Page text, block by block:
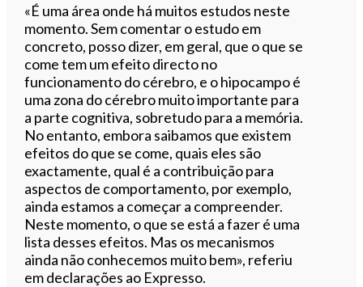
«É uma área onde há muitos estudos neste
momento. Sem comentar o estudo em
concreto, posso dizer, em geral, que o que se
come tem um efeito directo no
funcionamento do cérebro, e o hipocampo é
uma zona do cérebro muito importante para
a parte cognitiva, sobretudo para a memória.
No entanto, embora saibamos que existem
efeitos do que se come, quais eles são
exactamente, qual é a contribuição para
aspectos de comportamento, por exemplo,
ainda estamos a começar a compreender.
Neste momento, o que se está a fazer é uma
lista desses efeitos. Mas os mecanismos
ainda não conhecemos muito bem», referiu
em declarações ao Expresso.